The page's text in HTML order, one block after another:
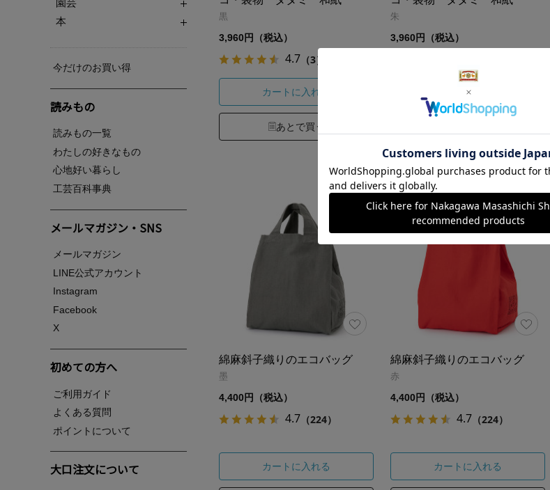
本
今だけのお買い得
読みもの
読みもの一覧
わたしの好きなもの
心地好い暮らし
工芸百科事典
メールマガジン・SNS
メールマガジン
LINE公式アカウント
Instagram
Facebook
X
初めての方へ
ご利用ガイド
よくある質問
ポイントについて
大口注文について
黒
3,960円（税込）
4.7 （3）
カートに入れる
あとで買う
朱
3,960円（税込）
カートに入れる
綿麻斜子織りのエコバッグ
墨
4,400円（税込）
4.7 （224）
カートに入れる
綿麻斜子織りのエコバッグ
赤
4,400円（税込）
4.7 （224）
カートに入れる